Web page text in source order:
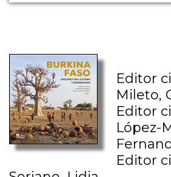
Editor
Mileto,
Editor
López-
Editor